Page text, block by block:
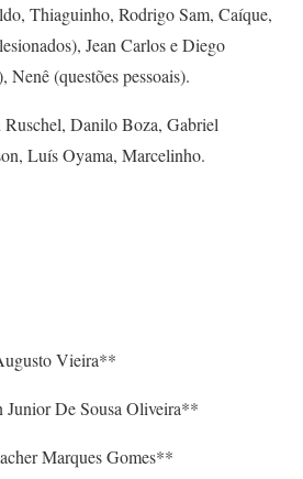
Thiaguinho, Rodrigo Sam, Caíque,
Jean Carlos e Diego
Nenê (questões pessoais).
Danilo Boza, Gabriel
Luís Oyama, Marcelinho.
Vieira**
De Sousa Oliveira**
Marques Gomes**